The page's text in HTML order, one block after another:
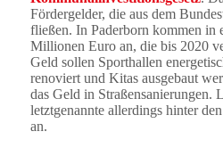
Fördergelder, die aus dem
fließen. In Paderborn kommen in
Millionen Euro an, die bis 2020
Geld sollen Sporthallen
renoviert und Kitas ausgebaut
das Geld in Straßensanierungen.
letztgenannte allerdings hinter
an.